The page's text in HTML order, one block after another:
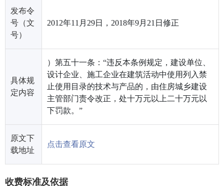
发布令
号（文
号）
2012年11月29日，2018年9月21日修正
具体规
定内容
）第五十一条：“违反本条例规定，建设单位、
设计企业、施工企业在建筑活动中使用列入禁
止使用目录的技术与产品的，由住房城乡建设
主管部门责令改正，处十万元以上二十万元以
下罚款。”
原文下
载地址
点击查看原文
收费标准及依据